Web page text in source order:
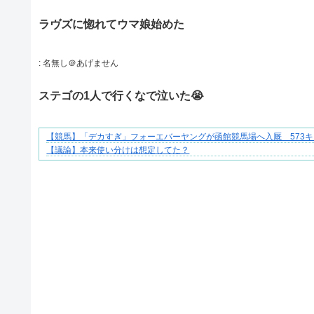
ラヴズに惚れてウマ娘始めた
: 名無し＠あげません
ステゴの1人で行くなで泣いた😭
【マンガ】ぜんぶ私が中心
【競馬】「デカすぎ」フォーエバーヤングが函館競馬場へ入厩 573
【議論】本来使い分けは想定してた？